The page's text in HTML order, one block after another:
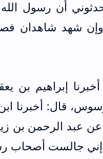
أن رسول
وإن شهد شاهدان
أخبرنا إبراهيم بن
قال: أخبرنا
عبد الرحمن بن
إني جالست أصحاب